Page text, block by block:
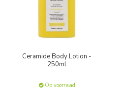
Ceramide Body Lotion -
250ml
Op voorraad